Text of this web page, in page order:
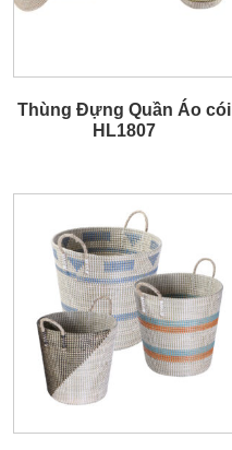
Thùng Đựng Quần Áo cói
HL1807